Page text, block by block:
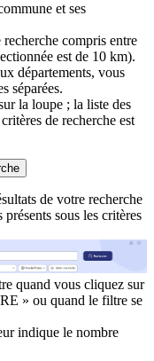
et ses
compris entre
est de 10 km).
départements, vous
séparées.
la loupe ; la liste des
de recherche est
de votre recherche
sous les critères
quand vous cliquez sur
» ou quand le filtre se
indique le nombre